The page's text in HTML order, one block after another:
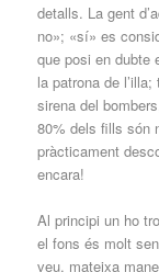
detalls. La gent
no»; «sí» es
que posi en dubte
la patrona de
sirena del
80% dels fills són
pràcticament
encara!
Al principi un ho
el fons és molt
veu, mateixa